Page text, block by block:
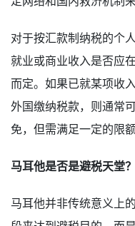
对于按汇款制纳税的个
就业或商业收入是否应
而定。如果已就某项收
外国缴纳税款，则通常
免，但需满足一定的限
马耳他是否是避税天堂？
马耳他并非传统意义上